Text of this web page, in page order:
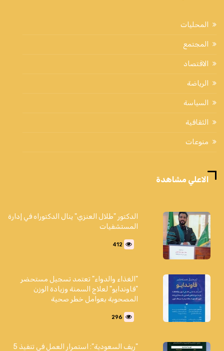
المحليات
المجتمع
الاقتصاد
الرياضة
السياسة
الثقافية
منوعات
الاعلي مشاهدة
الدكتور "طلال العنزي" ينال الدكتوراه في إدارة
المستشفيات
412
"الغذاء والدواء" تعتمد تسجيل مستحضر
"فاوندايو" لعلاج السمنة وزيادة الوزن
المصحوبة بعوامل خطر صحية
296
"ريف السعودية": استمرار العمل في تنفيذ 5